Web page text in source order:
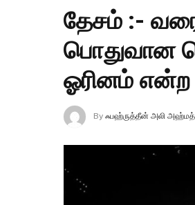
தேசம் :-
பொதுவான
ஓரினம் என்ற
By ஃபஹ்ருத்தீன் அலி